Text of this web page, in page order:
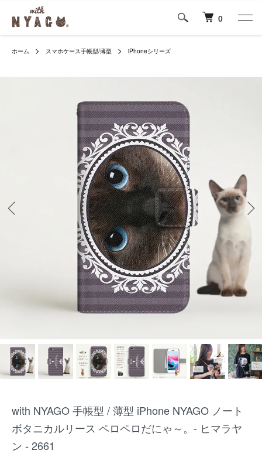
0
ホーム スマホケース手帳型/薄型 iPhoneシリーズ
with NYAGO 手帳型 / 薄型 iPhone NYAGO ノート
ボタニカルリース ペロペロだにゃ～。- ヒマラヤ
ン - 2661